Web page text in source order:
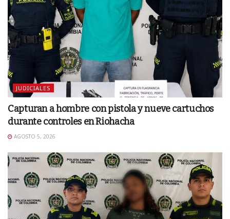
JUDICIALES
Capturan a hombre con pistola y nueve cartuchos
durante controles en Riohacha
AGOSTO 5, 2026